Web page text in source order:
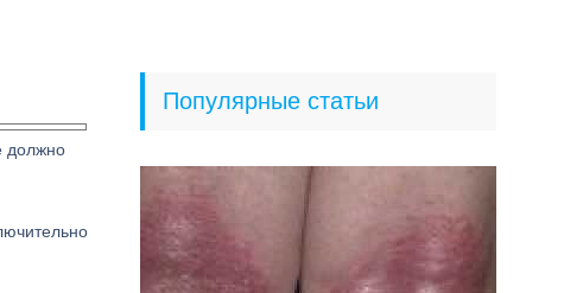
должно
Популярные статьи